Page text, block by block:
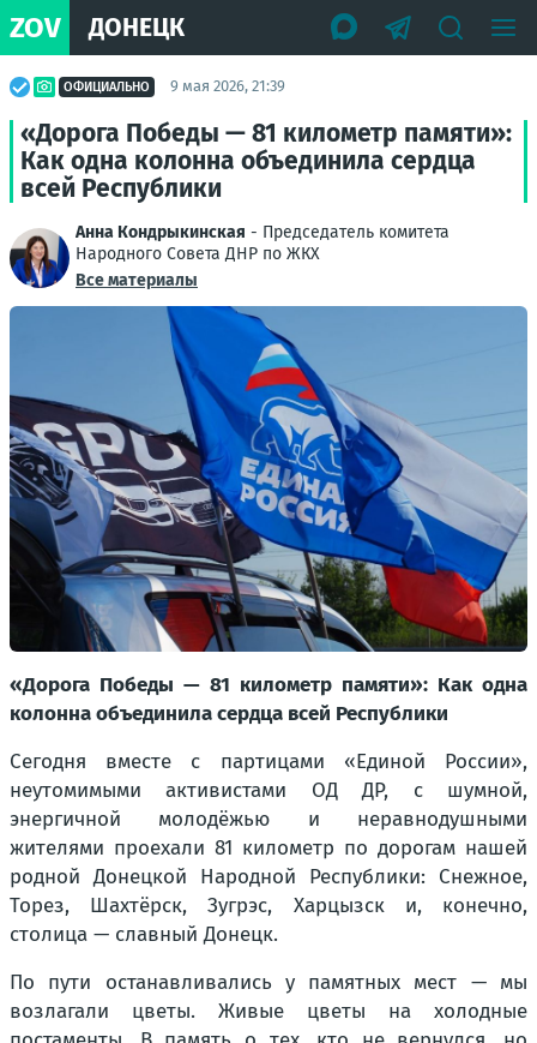
ZOV ДОНЕЦК
ОФИЦИАЛЬНО 9 мая 2026, 21:39
«Дорога Победы — 81 километр памяти»:
Как одна колонна объединила сердца
всей Республики
Анна Кондрыкинская - Председатель комитета
Народного Совета ДНР по ЖКХ
Все материалы
«Дорога Победы — 81 километр памяти»: Как одна
колонна объединила сердца всей Республики
Сегодня вместе с партицами «Единой России»,
неутомимыми активистами ОД ДР, с шумной,
энергичной молодёжью и неравнодушными
жителями проехали 81 километр по дорогам нашей
родной Донецкой Народной Республики: Снежное,
Торез, Шахтёрск, Зугрэс, Харцызск и, конечно,
столица — славный Донецк.
По пути останавливались у памятных мест — мы
возлагали цветы. Живые цветы на холодные